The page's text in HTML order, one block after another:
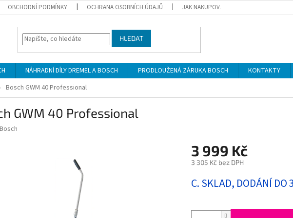
OBCHODNÍ PODMÍNKY OCHRANA OSOBNÍCH ÚDAJŮ JAK NAKUPOVAT
HLEDAT
NÁHRADNÍ DÍLY DREMEL A BOSCH PRODLOUŽENÁ ZÁRUKA BOSCH KONTAKTY
Bosch GWM 40 Professional
GWM 40 Professional
Bosch
3 999 Kč
3 305 Kč bez DPH
cena:
C. SKLAD, DODÁNÍ DO